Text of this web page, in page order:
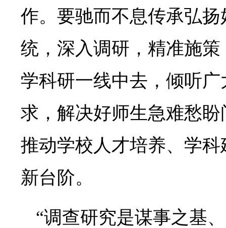
作。要驰而不息传承弘
统，深入调研，精准施
学科研一线中去，倾听
求，解决好师生急难愁
推动学校人才培养、学
新台阶。
“调查研究是谋事之基